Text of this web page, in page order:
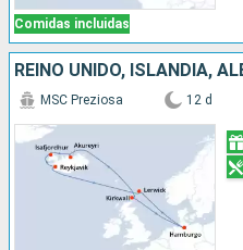
Comidas incluidas
REINO UNIDO, ISLANDIA,
MSC Preziosa 12 d